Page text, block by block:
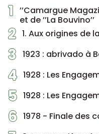
1 ’’Camargue
et de ’’La Bouvino’’
2 1. Aux origines de
3 1923 : abrivado à
4 1928 : Les
5 1928 : Les
6 1978 - Finale des